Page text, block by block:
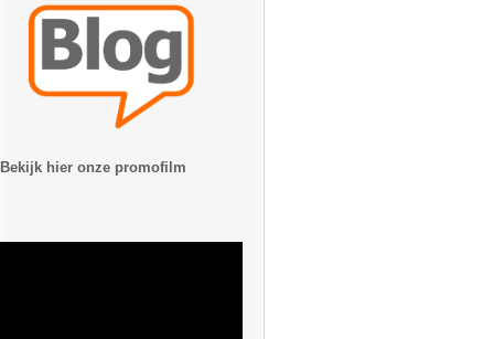
Bekijk hier onze promofilm